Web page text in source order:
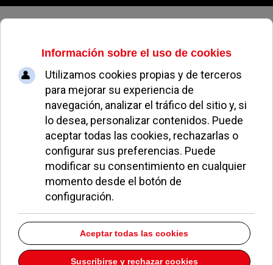
Viernes, 07 de agosto de 2026
Varias asociaciones reclaman más
protección ambiental y calidad de
vida en Pozuelo
ALEJANDRO MORENO
SUCESOS, SEGURIDAD Y TRIBUNALES
05 JUNIO 2026